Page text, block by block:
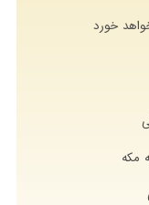
خورد
مکه